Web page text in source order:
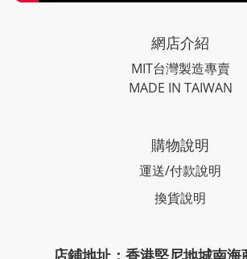
網店介紹
MIT台灣製造專賣
MADE IN TAIWAN
購物說明
運送/付款說明
換貨說明
店鋪地址：香港堅尼地城南海